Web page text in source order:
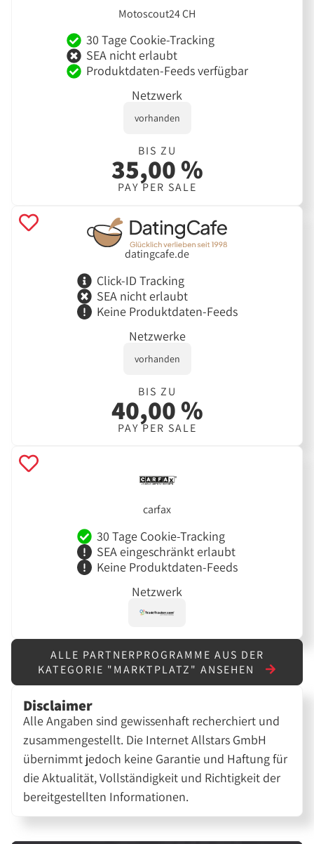
Motoscout24 CH
30 Tage Cookie-Tracking
SEA nicht erlaubt
Produktdaten-Feeds verfügbar
Netzwerk
vorhanden
BIS ZU
35,00 %
PAY PER SALE
datingcafe.de
Click-ID Tracking
SEA nicht erlaubt
Keine Produktdaten-Feeds
Netzwerke
vorhanden
BIS ZU
40,00 %
PAY PER SALE
carfax
30 Tage Cookie-Tracking
SEA eingeschränkt erlaubt
Keine Produktdaten-Feeds
Netzwerk
ALLE PARTNERPROGRAMME AUS DER
KATEGORIE "MARKTPLATZ" ANSEHEN
Disclaimer
Alle Angaben sind gewissenhaft recherchiert und
zusammengestellt. Die Internet Allstars GmbH
übernimmt jedoch keine Garantie und Haftung für
die Aktualität, Vollständigkeit und Richtigkeit der
bereitgestellten Informationen.